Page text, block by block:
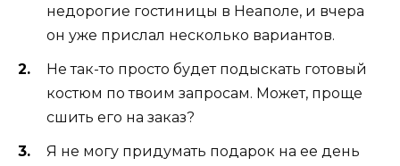
недорогие гостиницы в Неаполе, и вчера
он уже прислал несколько вариантов.
Не так-то просто будет подыскать готовый
костюм по твоим запросам. Может, проще
сшить его на заказ?
Я не могу придумать подарок на ее день